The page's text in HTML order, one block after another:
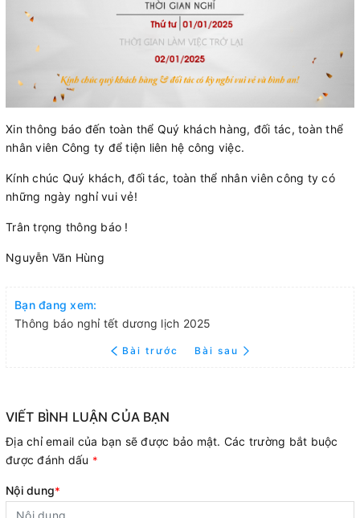
Xin thông báo đến toàn thể Quý khách hàng, đối tác, toàn thể
nhân viên Công ty để tiện liên hệ công việc.
Kính chúc Quý khách, đối tác, toàn thể nhân viên công ty có
những ngày nghỉ vui vẻ!
Trân trọng thông báo !
Nguyễn Văn Hùng
Bạn đang xem:
Thông báo nghỉ tết dương lịch 2025
Bài trước Bài sau
VIẾT BÌNH LUẬN CỦA BẠN
Địa chỉ email của bạn sẽ được bảo mật. Các trường bắt buộc
được đánh dấu *
Nội dung*